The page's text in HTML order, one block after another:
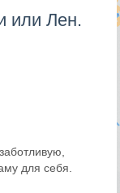
или Лен.
для себя.